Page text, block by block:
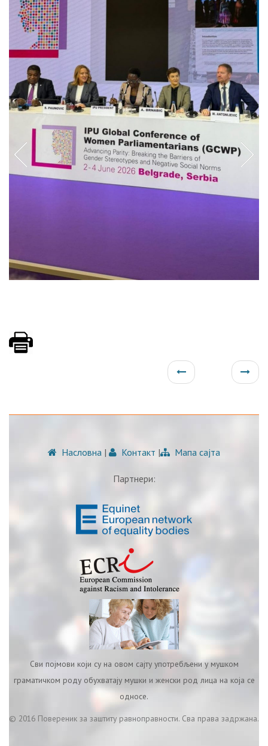
Насловна | Контакт | Мапа сајта
Партнери:
Сви појмови који су на овом сајту употребљени у мушком
граматичком роду обухватају мушки и женски род лица на која се
односе.
© 2016 Повереник за заштиту равноправности. Сва права задржана.